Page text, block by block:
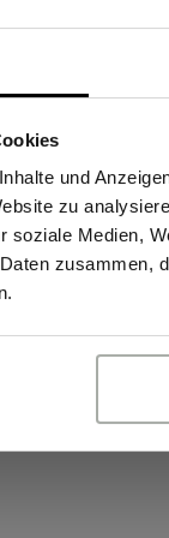
und
zu
soziale Medien,
zusammen,
Jacke hält den
sorgt für Abrieb-
wurde speziell für
der Baustelle
Schutz
20.000 g/m²/
trocken, ohne
Logoplatzierung.
Sind
dass ich